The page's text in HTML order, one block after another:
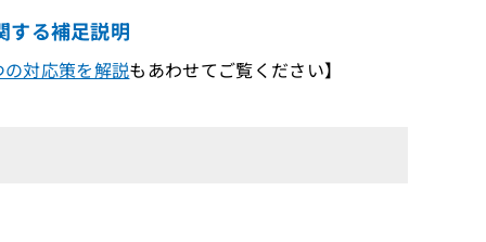
する補足説明
対応策を解説もあわせてご覧ください】